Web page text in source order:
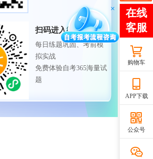
扫码进入微信小程序
每日练题巩固、考前模
拟实战
免费体验自考365海量试
题
购物车
APP下载
公众号